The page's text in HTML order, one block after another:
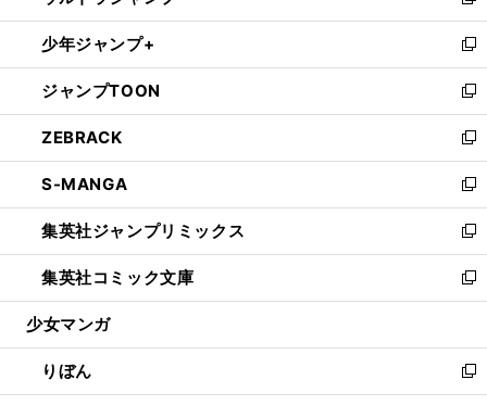
開
く
ウ
で
開
く
ン
ド
ウ
で
開
く
ウ
ィ
ン
ド
ウ
で
開
く
し
い
ウ
ィ
ン
ド
ウ
で
開
く
少年ジャンプ+
新
し
い
ウ
ィ
ン
ド
ウ
で
開
く
ジャンプTOON
新
し
い
ウ
ィ
ン
ド
ウ
で
開
ZEBRACK
新
し
い
ウ
ィ
ン
ド
ウ
開
く
S-MANGA
新
し
い
ウ
ィ
ン
ウ
で
開
集英社ジャンプリミックス
新
し
い
ウ
ン
ド
ウ
集英社コミック文庫
新
し
ウ
ィ
ン
少女マンガ
りぼん
新
し